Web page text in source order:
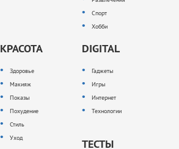
Спорт
Хобби
КРАСОТА
Здоровье
Макияж
Показы
Похудение
Стиль
Уход
DIGITAL
Гаджеты
Игры
Интернет
Технологии
ТЕСТЫ